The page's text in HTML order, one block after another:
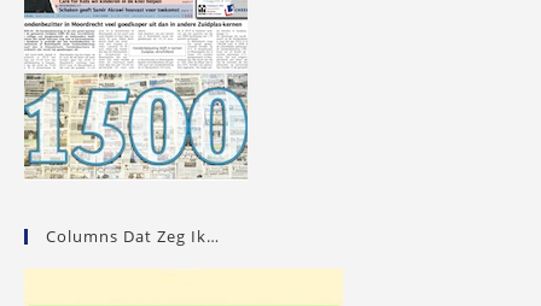
Columns Dat Zeg Ik…